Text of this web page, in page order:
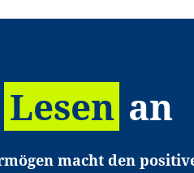
Lesen an
macht den